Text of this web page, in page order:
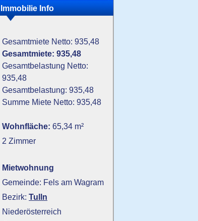
Immobilie Info
Gesamtmiete Netto: 935,48
Gesamtmiete: 935,48
Gesamtbelastung Netto:
935,48
Gesamtbelastung: 935,48
Summe Miete Netto: 935,48
Wohnfläche: 65,34 m²
2 Zimmer
Mietwohnung
Gemeinde: Fels am Wagram
Bezirk:Tulln
Niederösterreich